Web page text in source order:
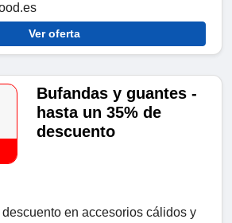
Ver oferta
Bufandas y guantes -
hasta un 35% de
descuento
en accesorios cálidos y